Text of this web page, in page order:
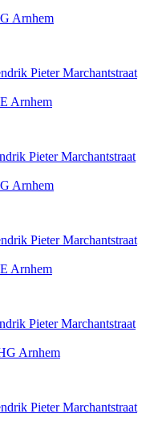
Arnhem
Pieter Marchantstraat
Arnhem
Pieter Marchantstraat
Arnhem
Pieter Marchantstraat
Arnhem
Pieter Marchantstraat
Arnhem
Pieter Marchantstraat